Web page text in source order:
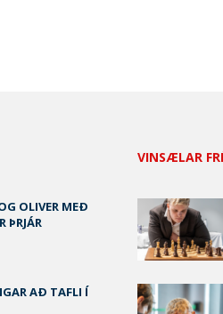
OLIVER MEÐ
ÞRJÁR
AÐ TAFLI Í
VINSÆLAR